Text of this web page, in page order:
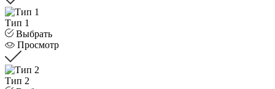
Тип 1
Выбрать
Просмотр
Тип 2